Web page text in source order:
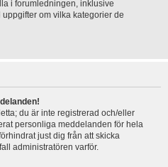
i forumledningen, inklusive
om vilka kategorier de
du är inte registrerad och/eller
personliga meddelanden för hela
just dig från att skicka
administratören varför.